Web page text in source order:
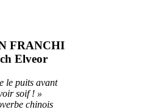
FRANCHI
Elveor
le puits avant
soif ! »
chinois